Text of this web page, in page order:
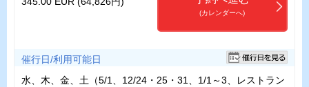
(カレンダーへ)
催行日/利用可能日
水、木、金、土（5/1、12/24・25・31、1/1～3、レストラン